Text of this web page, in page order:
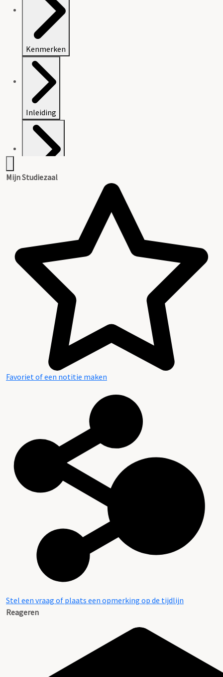
Kenmerken
Inleiding
Inventaris
Mijn Studiezaal
Favoriet of een notitie maken
Stel een vraag of plaats een opmerking op de tijdlijn
Reageren